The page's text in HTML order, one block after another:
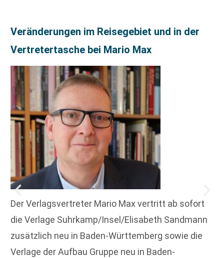
Veränderungen im Reisegebiet und in der
Vertretertasche bei Mario Max
Der Verlagsvertreter Mario Max vertritt ab sofort
die Verlage Suhrkamp/Insel/Elisabeth Sandmann
zusätzlich neu in Baden-Württemberg sowie die
Verlage der Aufbau Gruppe neu in Baden-